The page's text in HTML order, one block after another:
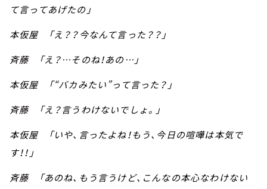
て言ってあげたの」
本仮屋 「え？？今なんて言った？？」
斉藤 「え？…そのね！あの…」
本仮屋 「“バカみたい”って言った？」
斉藤 「え？言うわけないでしょ。」
本仮屋 「いや、言ったよね！もう、今日の喧嘩は本気で
す！！」
斉藤 「あのね、もう言うけど、こんなの本心なわけない